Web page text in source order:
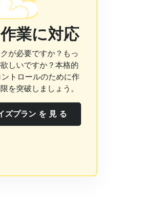
業に対応
が必要ですか？もっ
しいですか？本格的
トロールのために作
を突破しましょう。
ズプラン を 見 る